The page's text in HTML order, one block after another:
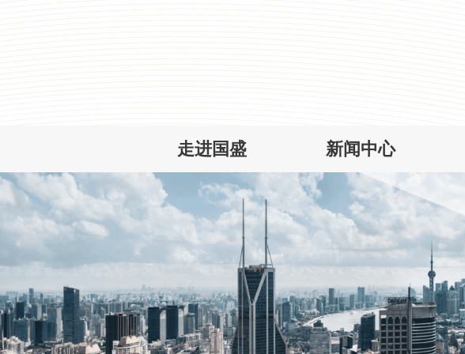
走进国盛 新闻中心